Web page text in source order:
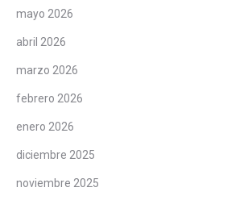
mayo 2026
abril 2026
marzo 2026
febrero 2026
enero 2026
diciembre 2025
noviembre 2025